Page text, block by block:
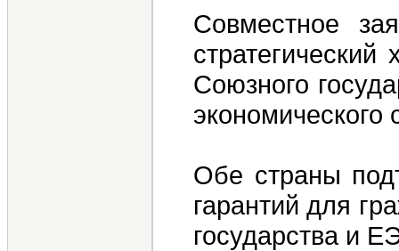
Совместное
Союзного
Обе страны
гарантий для
государства и